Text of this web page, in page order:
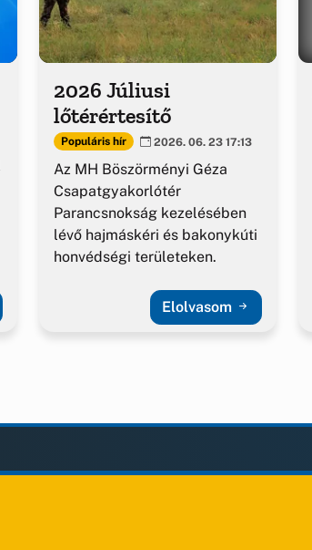
2026 Júliusi
lőtérértesítő
Populáris hír 2026. 06. 23 17:13
Az MH Böszörményi Géza
Csapatgyakorlótér
Parancsnokság kezelésében
lévő hajmáskéri és bakonykúti
honvédségi területeken.
Elolvasom
KIEGÉSZÍTÉS